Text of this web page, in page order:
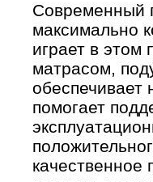
Современный
максимально
играет в этом
матрасом,
обеспечивает
помогает
качественное